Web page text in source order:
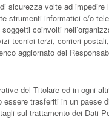
sicurezza volte ad
strumenti informatici e/o
coinvolti
tecnici terzi, corrieri
aggiornato dei
del Titolare ed in ogni
essere trasferiti in un
sul trattamento dei Dati